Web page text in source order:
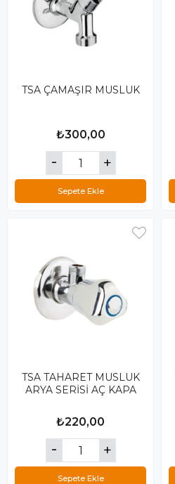
TSA ÇAMAŞIR MUSLUK
₺300,00
Sepete Ekle
TSA TAHARET MUSLUK
ARYA SERİSİ AÇ KAPA
₺220,00
Sepete Ekle